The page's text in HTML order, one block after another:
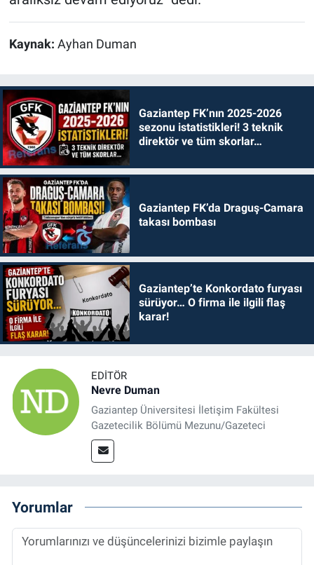
Kaynak: Ayhan Duman
Gaziantep FK’nın 2025-2026
sezonu istatistikleri! 3 teknik
direktör ve tüm skorlar…
Gaziantep FK’da Draguş-Camara
takası bombası
Gaziantep’te Konkordato furyası
sürüyor… O firma ile ilgili flaş
karar!
EDITÖR
Nevre Duman
Gaziantep Üniversitesi İletişim Fakültesi
Gazetecilik Bölümü Mezunu/Gazeteci
Yorumlar